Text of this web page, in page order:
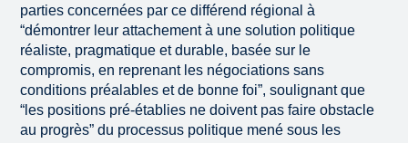
parties concernées par ce différend régional à
“démontrer leur attachement à une solution politique
réaliste, pragmatique et durable, basée sur le
compromis, en reprenant les négociations sans
conditions préalables et de bonne foi”, soulignant que
“les positions pré-établies ne doivent pas faire obstacle
au progrès” du processus politique mené sous les